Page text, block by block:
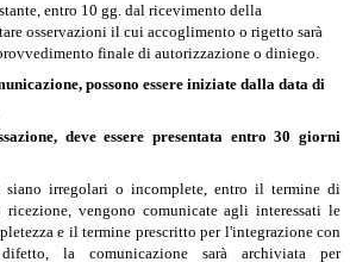
entro 10 gg. dal ricevimento della
osservazioni il cui accoglimento o rigetto sarà
finale di autorizzazione o diniego.
possono essere iniziate dalla data di
deve essere presentata entro 30 giorni
siano irregolari o incomplete, entro il termine di
ricezione, vengono comunicate agli interessati le
e il termine prescritto per l'integrazione con
la comunicazione sarà archiviata per